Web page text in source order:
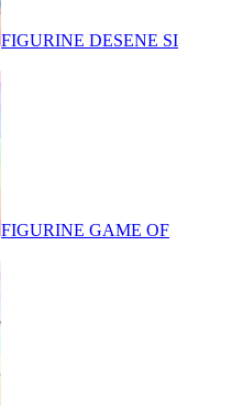
FIGURINE DESENE SI
FIGURINE GAME OF